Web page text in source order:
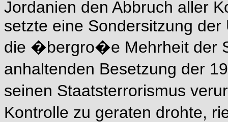
Jordanien den Abbruch aller
setzte eine Sondersitzung
die �bergro�e Mehrheit der
anhaltenden Besetzung der
seinen Staatsterrorismus
Kontrolle zu geraten drohte,